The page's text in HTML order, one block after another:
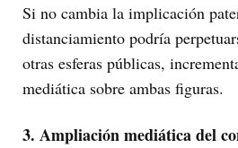
Si no cambia la implicación
distanciamiento podría
otras esferas públicas,
mediática sobre ambas figuras.
3. Ampliación mediática del